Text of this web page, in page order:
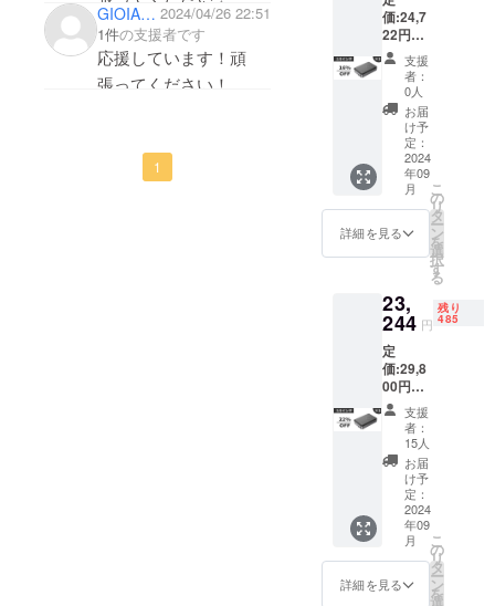
GIOIAmagic 2024/04/26 22:51
1件の支援者です
応援しています！頑
張ってください！
1
ズを十分に
満たす製品
をご提供し
続けること
が弊社の目
標となって
おります。
製品及び配
送に関する
support@gat
her-tech.jp
ル×1 ・
電源ア
ダプ
ター×1
・日本
語取扱
説明書
×1 ・
パッ
ケージ
製品に
はハー
れてい
ませ
ん。ご
自身で
別途ご
用意く
ださ
い。
価:24,7
22円
（税
込） ※
送料無
料（日
本国内
限定）
内容
物： ・
本体
（2.5イ
ンチ）
×1 ・
LAN
ル×1 ・
USB
Type C
ケーブ
ル×1 ・
電源ア
ダプ
ター×1
・日本
語取扱
説明書
×1 ・
パッ
ケージ
製品に
はハー
支援
者：
0人
お届
け予
定：
2024
年09
月
詳細を見る
こ
の
リ
タ
ー
ン
を
選
択
す
る
23,
244 円
残り
485
定
価:29,8
00円
（税
込） ※
送料無
料（日
本国内
限定）
内容
物： ・
本体
（3.5イ
ンチ）
×1 ・
支援
者：
15人
お届
け予
定：
2024
年09
月
詳細を見る
こ
の
リ
タ
ー
ン
を
選